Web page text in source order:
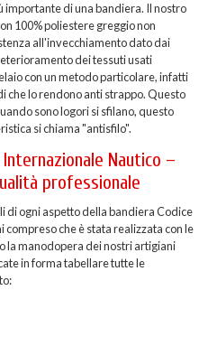
importante di una bandiera. Il nostro
100% poliestere greggio non
all'invecchiamento dato dai
dei tessuti usati
con un metodo particolare, infatti
che lo rendono anti strappo. Questo
sono logori si sfilano, questo
si chiama "antisfilo".
Nautico –
professionale
di ogni aspetto della bandiera Codice
compreso che è stata realizzata con le
la manodopera dei nostri artigiani
in forma tabellare tutte le